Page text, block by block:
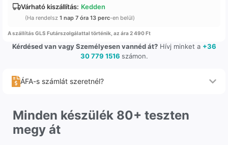
Várható kiszállítás: Kedden
(Ha rendelsz 1 nap 7 óra 13 perc-en belül)
A szállítás GLS Futárszolgálattal történik, az ára 2 490 Ft
Kérdésed van vagy Személyesen vannéd át?Hívj minket a +36
30 779 1516 számon.
ÁFA-s számlát szeretnél?
Minden készülék 80+ teszten
megy át